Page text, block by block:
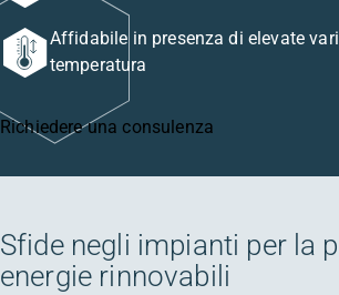
Affidabile in presenza di elevate
temperatura
Richiedere una consulenza
Sfide negli impianti per la
energie rinnovabili